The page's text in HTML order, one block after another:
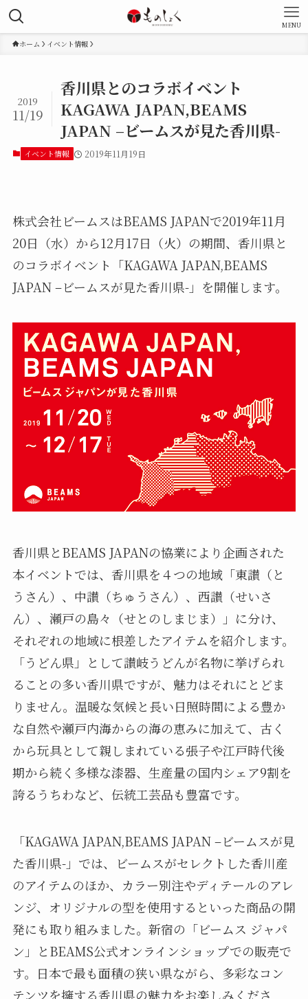
MENU
ホーム イベント情報
香川県とのコラボイベント
KAGAWA JAPAN,BEAMS
JAPAN –ビームスが見た香川県-
2019
11/19
イベント情報 2019年11月19日
株式会社ビームスはBEAMS JAPANで2019年11月
20日（水）から12月17日（火）の期間、香川県と
のコラボイベント「KAGAWA JAPAN,BEAMS
JAPAN –ビームスが見た香川県-」を開催します。
香川県とBEAMS JAPANの協業により企画された
本イベントでは、香川県を４つの地域「東讃（と
うさん）、中讃（ちゅうさん）、西讃（せいさ
ん）、瀬戸の島々（せとのしまじま）」に分け、
それぞれの地域に根差したアイテムを紹介します。
「うどん県」として讃岐うどんが名物に挙げられ
ることの多い香川県ですが、魅力はそれにとどま
りません。温暖な気候と長い日照時間による豊か
な自然や瀬戸内海からの海の恵みに加えて、古く
から玩具として親しまれている張子や江戸時代後
期から続く多様な漆器、生産量の国内シェア9割を
誇るうちわなど、伝統工芸品も豊富です。
「KAGAWA JAPAN,BEAMS JAPAN –ビームスが見
た香川県-」では、ビームスがセレクトした香川産
のアイテムのほか、カラー別注やディテールのアレ
ンジ、オリジナルの型を使用するといった商品の開
発にも取り組みました。新宿の「ビームス ジャパ
ン」とBEAMS公式オンラインショップでの販売で
す。日本で最も面積の狭い県ながら、多彩なコン
テンツを擁する香川県の魅力をお楽しみくださ